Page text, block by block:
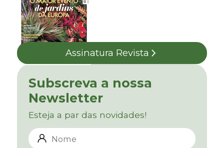
Assinatura Revista
Subscreva a nossa
Newsletter
Esteja a par das novidades!